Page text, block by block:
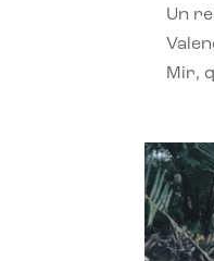
Un
Mir,